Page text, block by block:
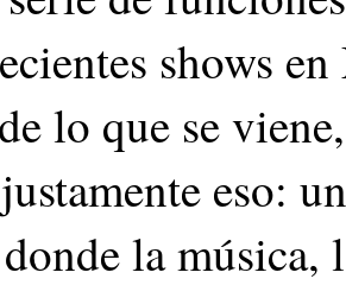
shows
lo que se
eso:
la